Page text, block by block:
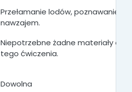
Przełamanie lodów, poznawanie się
nawzajem.
Niepotrzebne żadne materiały do
tego ćwiczenia.
Dowolna